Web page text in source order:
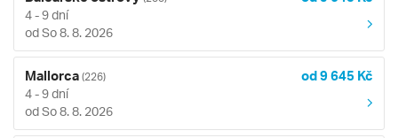
4 - 9 dní
od So 8. 8. 2026
Mallorca (226) od 9 645 Kč
4 - 9 dní
od So 8. 8. 2026